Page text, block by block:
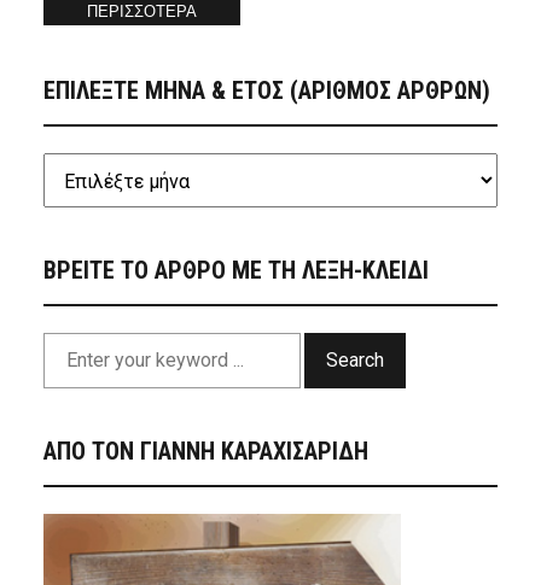
ΠΕΡΙΣΣΟΤΕΡΑ
ΕΠΙΛΕΞΤΕ ΜΗΝΑ & ΕΤΟΣ (ΑΡΙΘΜΟΣ ΑΡΘΡΩΝ)
ΒΡΕΙΤΕ ΤΟ ΑΡΘΡΟ ΜΕ ΤΗ ΛΕΞΗ-ΚΛΕΙΔΙ
Search
ΑΠΟ ΤΟΝ ΓΙΑΝΝΗ ΚΑΡΑΧΙΣΑΡΙΔΗ